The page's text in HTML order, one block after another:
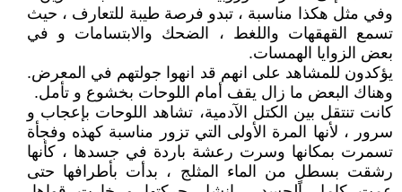
وفي مثل هكذا مناسبة ، تبدو فرصة طيبة للتعارف ، حيث
تسمع القهقهات واللغط ، الضحك والابتسامات و في
بعض الزوايا الهمسات.
يؤكدون للمشاهد على انهم قد انهوا جولتهم في المعرض.
وهناك البعض ما زال يقف أمام اللوحات بخشوع و تأمل.
كانت تنتقل بين الكتل الآدمية، تشاهد اللوحات بإعجاب و
سرور ، لأنها المرة الأولى التي تزور مناسبة كهذه وفجأة
تسمرت بمكانها وسرت رعشة باردة في جسدها ، كأنها
رشقت بسطلٍ من الماء المثلج ، بدأت بأطرافها حتى